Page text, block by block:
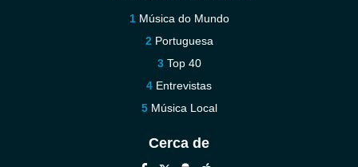
Música do Mundo
Portuguesa
Top 40
Entrevistas
Música Local
Cerca de